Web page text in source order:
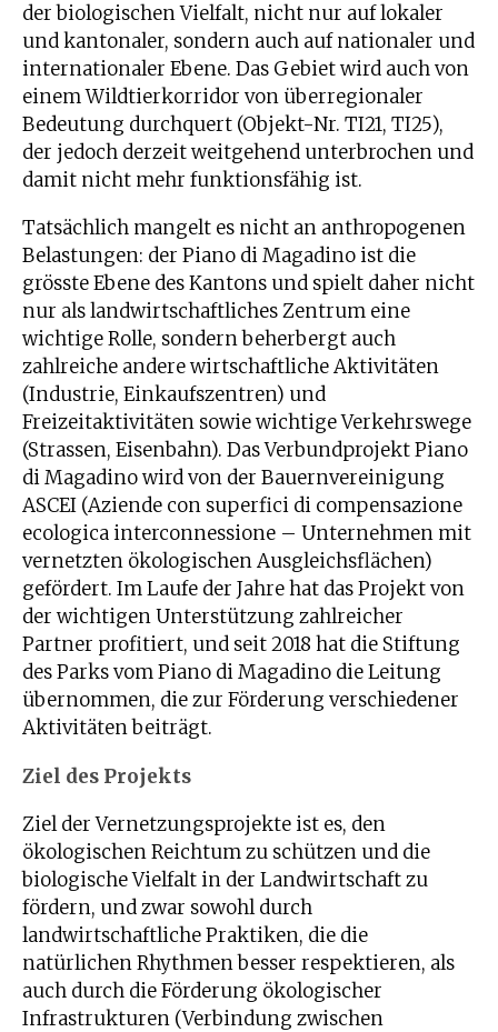
der biologischen Vielfalt, nicht nur auf lokaler
und kantonaler, sondern auch auf nationaler und
internationaler Ebene. Das Gebiet wird auch von
einem Wildtierkorridor von überregionaler
Bedeutung durchquert (Objekt-Nr. TI21, TI25),
der jedoch derzeit weitgehend unterbrochen und
damit nicht mehr funktionsfähig ist.
Tatsächlich mangelt es nicht an anthropogenen
Belastungen: der Piano di Magadino ist die
grösste Ebene des Kantons und spielt daher nicht
nur als landwirtschaftliches Zentrum eine
wichtige Rolle, sondern beherbergt auch
zahlreiche andere wirtschaftliche Aktivitäten
(Industrie, Einkaufszentren) und
Freizeitaktivitäten sowie wichtige Verkehrswege
(Strassen, Eisenbahn). Das Verbundprojekt Piano
di Magadino wird von der Bauernvereinigung
ASCEI (Aziende con superfici di compensazione
ecologica interconnessione – Unternehmen mit
vernetzten ökologischen Ausgleichsflächen)
gefördert. Im Laufe der Jahre hat das Projekt von
der wichtigen Unterstützung zahlreicher
Partner profitiert, und seit 2018 hat die Stiftung
des Parks vom Piano di Magadino die Leitung
übernommen, die zur Förderung verschiedener
Aktivitäten beiträgt.
Ziel des Projekts
Ziel der Vernetzungsprojekte ist es, den
ökologischen Reichtum zu schützen und die
biologische Vielfalt in der Landwirtschaft zu
fördern, und zwar sowohl durch
landwirtschaftliche Praktiken, die die
natürlichen Rhythmen besser respektieren, als
auch durch die Förderung ökologischer
Infrastrukturen (Verbindung zwischen